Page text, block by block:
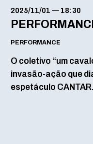
2025/11/01 — 18:30
PERFORMANCE
O coletivo “um
invasão-ação que
espetáculo CANTAR.